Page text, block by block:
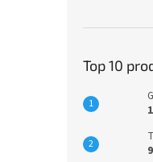
Top 10